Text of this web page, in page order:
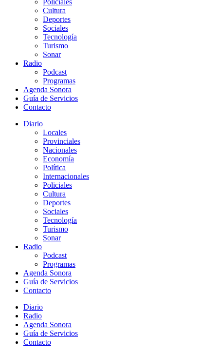
Policiales
Cultura
Deportes
Sociales
Tecnología
Turismo
Sonar
Radio
Podcast
Programas
Agenda Sonora
Guía de Servicios
Contacto
Diario
Locales
Provinciales
Nacionales
Economía
Política
Internacionales
Policiales
Cultura
Deportes
Sociales
Tecnología
Turismo
Sonar
Radio
Podcast
Programas
Agenda Sonora
Guía de Servicios
Contacto
Diario
Radio
Agenda Sonora
Guía de Servicios
Contacto